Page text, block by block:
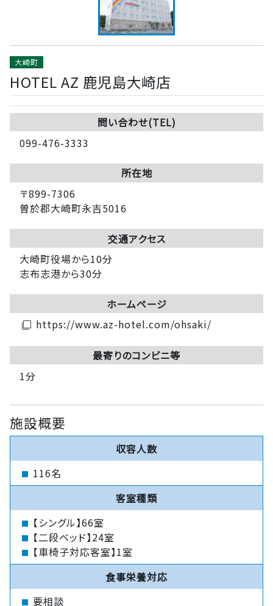
大崎町
HOTEL AZ 鹿児島大崎店
問い合わせ(TEL)
099-476-3333
所在地
〒899-7306
曽於郡大崎町永吉5016
交通アクセス
大崎町役場から10分
志布志港から30分
ホームページ
filter_none https://www.az-hotel.com/ohsaki/
最寄りのコンビニ等
1分
施設概要
収容人数
116名
客室種類
【シングル】66室
【二段ベッド】24室
【車椅子対応客室】1室
食事栄養対応
要相談